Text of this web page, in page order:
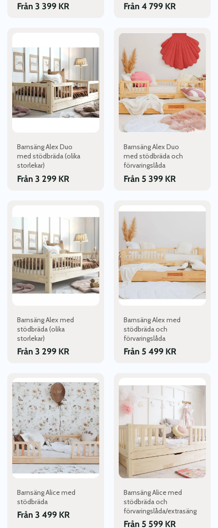
Från 3 399 KR Från 4 799 KR
Barnsäng Alex Duo
med stödbräda (olika
storlekar)
Från 3 299 KR
produkten
har
flera
varianter.
De
olika
alternativen
produktsidan
Barnsäng Alex Duo
med stödbräda och
förvaringslåda
Från 5 399 KR
Den
produkten
har
flera
varianter.
De
olika
alternativen
kan
produktsidan
Barnsäng Alex med
stödbräda (olika
storlekar)
Från 3 299 KR
har
flera
varianter.
De
olika
alternativen
produktsidan
Barnsäng Alex med
stödbräda och
förvaringslåda
Från 5 499 KR
produkten
har
flera
varianter.
De
olika
kan
produktsidan
Barnsäng Alice med
stödbräda
Från 3 499 KR
här
produkten
har
flera
varianter.
De
olika
alternativen
kan
produktsidan
Barnsäng Alice med
stödbräda och
förvaringslåda/extrasäng
Från 5 599 KR
här
produkten
varianter.
De
olika
alternativen
kan
produktsidan